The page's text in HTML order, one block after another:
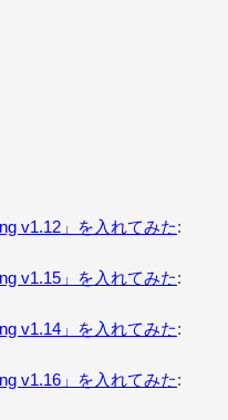
v1.12」を入れてみた:
v1.15」を入れてみた:
v1.14」を入れてみた:
v1.16」を入れてみた: